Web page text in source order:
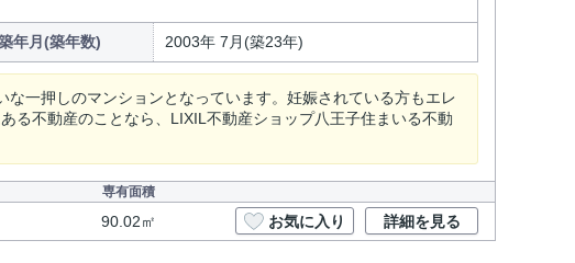
年月(築年数) 2003年 7月(築23年)
一押しのマンションとなっています。妊娠されている方もエレ
る不動産のことなら、LIXIL不動産ショップ八王子住まいる不動
専有面積
90.02㎡ お気に入り 詳細を見る